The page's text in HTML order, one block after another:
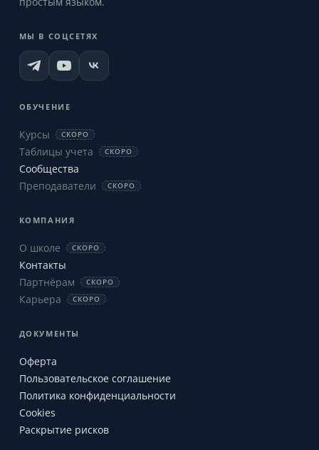
МЫ В СОЦСЕТЯХ
ОБУЧЕНИЕ
Курсы СКОРО
Таблицы учета СКОРО
Сообщества
Преподаватели
СКОРО
КОМПАНИЯ
О школе СКОРО
Контакты
Партнёрам
СКОРО
Карьера СКОРО
ДОКУМЕНТЫ
Оферта
Пользовательское соглашение
Политика конфиденциальности
Cookies
Раскрытие рисков